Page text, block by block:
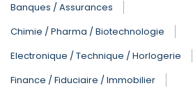
Banques / Assurances
Chimie / Pharma / Biotechnologie
Electronique / Technique / Horlogerie
Finance / Fiduciaire / Immobilier